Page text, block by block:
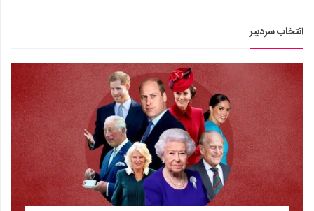
انتخاب سردبیر